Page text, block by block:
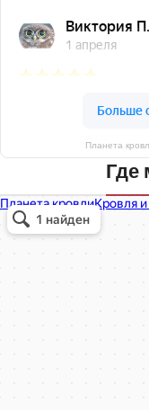
Планета
Где
Планета кровли
Кровля и кровельные
Окна в Балашихе